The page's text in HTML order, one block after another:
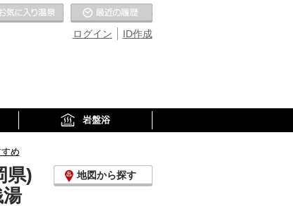
ID作成
ログイン
お気に入りの温泉
岩盤浴
め
県)
地図から探す